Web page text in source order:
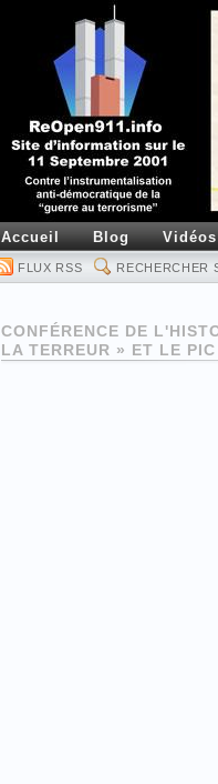
Accueil Blog Vidéos
FLUX RSS RECHERCHER
CONFÉRENCE DE
LA TERREUR » ET LE